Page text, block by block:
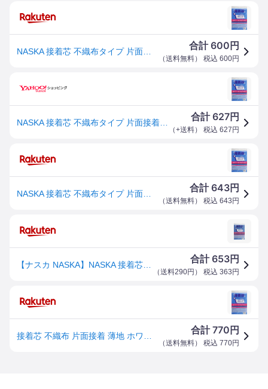
合計600 円
（送料無料） 税込 600円
合計627円
（+送料） 税込 627 円
合計643円
（送料無料） 税込 643 円
合計653円
（送料290円 ） 税込 363 円
合計770 円
（送料無料） 税込 770円